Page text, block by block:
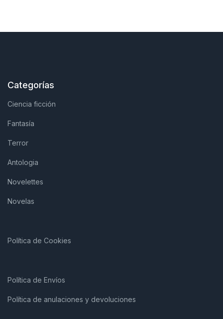
Categorías
Ciencia ficción
Fantasía
Terror
Antologia
Novelettes
Novelas
Política de Cookies
Política de Envíos
Política de anulaciones y devoluciones